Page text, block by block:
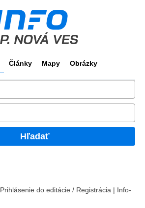
Články Mapy Obrázky
Hľadať
Prihlásenie do editácie / Registrácia | Info-